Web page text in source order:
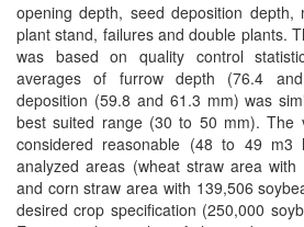
opening depth, seed deposition depth,
plant stand, failures and double plants.
was based on quality control
averages of furrow depth (76.4
deposition (59.8 and 61.3 mm) was
best suited range (30 to 50 mm). The
considered reasonable (48 to 49
analyzed areas (wheat straw area
and corn straw area with 139,506
desired crop specification (250,000